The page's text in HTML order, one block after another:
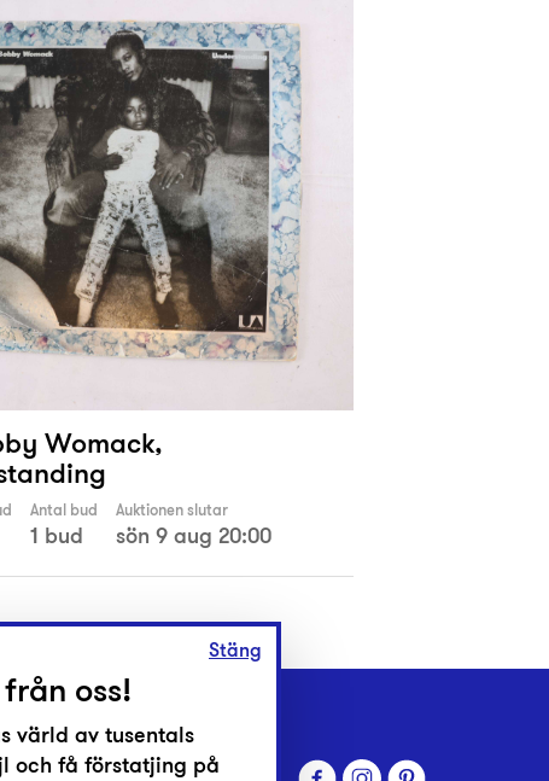
Womack,
Antal bud
1 bud
Auktionen slutar
sön 9 aug 20:00
Stäng
oss!
värld av tusentals
och få förstatjing på